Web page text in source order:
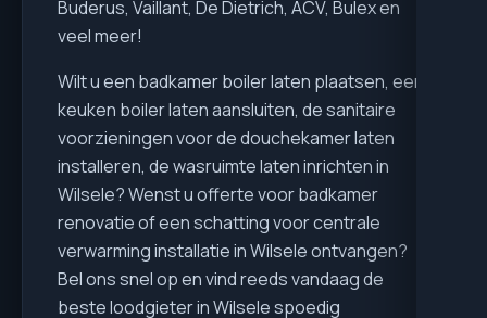
Buderus, Vaillant, De Dietrich, ACV, Bulex en
veel meer!
Wilt u een badkamer boiler laten plaatsen, een
keuken boiler laten aansluiten, de sanitaire
voorzieningen voor de douchekamer laten
installeren, de wasruimte laten inrichten in
Wilsele? Wenst u offerte voor badkamer
renovatie of een schatting voor centrale
verwarming installatie in Wilsele ontvangen?
Bel ons snel op en vind reeds vandaag de
beste loodgieter in Wilsele spoedig